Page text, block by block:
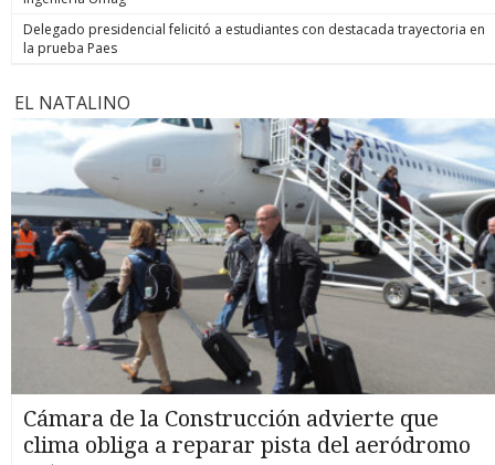
Delegado presidencial felicitó a estudiantes con destacada trayectoria en
la prueba Paes
EL NATALINO
Cámara de la Construcción advierte que
clima obliga a reparar pista del aeródromo